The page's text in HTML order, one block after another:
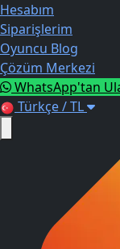
Hesabım
Siparişlerim
Oyuncu Blog
Çözüm Merkezi
WhatsApp'tan
Türkçe / TL